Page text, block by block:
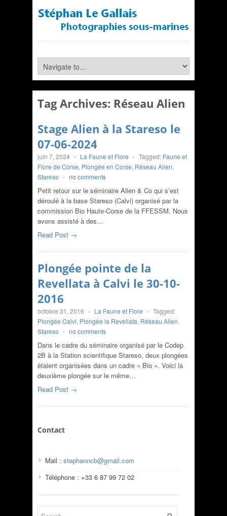
Tag Archives: Réseau Alien
Stage Alien à la Stareso le
07-06-2024
juin 7, 2024 - La Faune et Flore - Tagged: Faune et
Flore de Corse, Plongée en Corse, Réseau Alien,
Stareso - no comments
Petit retour sur le séminaire Alien & Co qui s’est
déroulé à la base Stareso (Calvi) organisé par la
commission Bio Haute-Corse de la FFESSM. Nous
avons assisté à des…
Read Post →
Plongée pointe de la
Revellata à Calvi le 30-10-
2016
octobre 31, 2016 - La Faune et Flore - Tagged:
Plongée Calvi, Plongée la Revellata, Réseau Alien,
Stareso - no comments
Dans le cadre du séminaire organisé par le Codep
2B à la Station scientifique Stareso, deux plongées
étaient organisées dans un cadre « Bio ». Voici la
deuxième plongée sur le même…
Read Post →
Contact
Mail : stephanncb@gmail.com
Téléphone : +33 6 87 99 72 02